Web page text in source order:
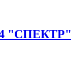
"СПЕКТР"